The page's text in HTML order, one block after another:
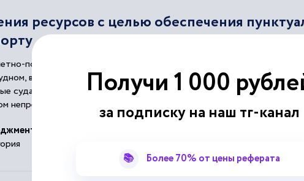
ресурсов с целью обеспечения
посадочную полосу аэропорта прибытия....
выполняющим рейс, места стоянки послепосадкив
суда перевозили топливо сверх минимума, необходимого для
непредвиденных обстоятельств или случая перенаправления в
назначения становится недоступным.
организации
Получи 1 000
за подписку на наш тг-канал
📚 Более 70% от цены реферата